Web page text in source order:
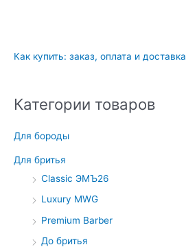
Как купить: заказ, оплата и доставка
Категории товаров
Для бороды
Для бритья
Classic ЭМЪ26
Luxury MWG
Premium Barber
До бритья